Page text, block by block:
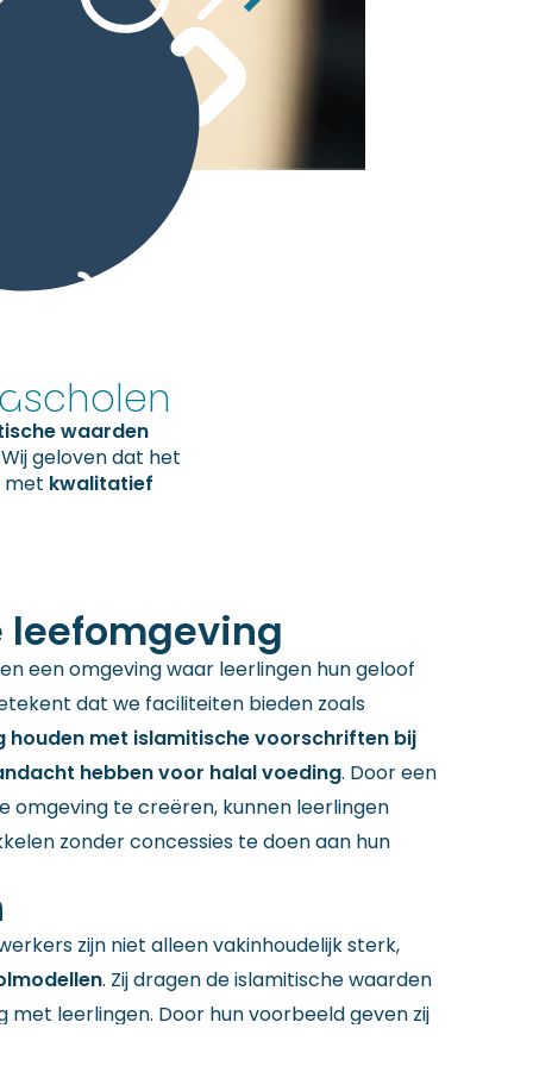
waarden
geloven dat het
met kwalitatief
een omgeving waar leerlingen hun geloof
dat we faciliteiten bieden zoals
houden met islamitische voorschriften bij
hebben voor halal voeding. Door een
omgeving te creëren, kunnen leerlingen
zonder concessies te doen aan hun
zijn niet alleen vakinhoudelijk sterk,
. Zij dragen de islamitische waarden
met leerlingen. Door hun voorbeeld geven zij